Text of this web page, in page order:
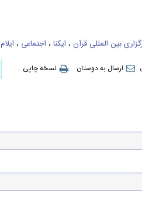
بین المللی قرآن ، ایکنا ، اجتماعی ، ایلام
ارسال به دوستان نسخه چاپی